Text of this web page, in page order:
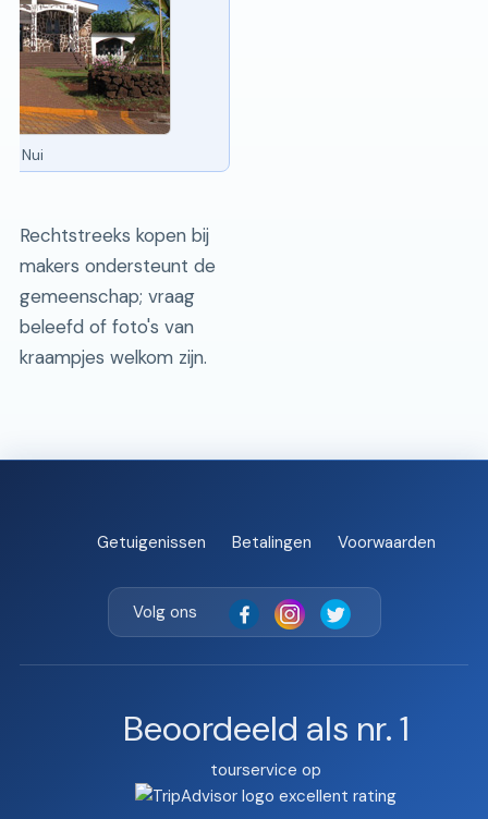
Nui
Rechtstreeks kopen bij
makers ondersteunt de
gemeenschap; vraag
beleefd of foto's van
kraampjes welkom zijn.
Getuigenissen Betalingen Voorwaarden
Volg ons
Beoordeeld als nr. 1
tourservice op